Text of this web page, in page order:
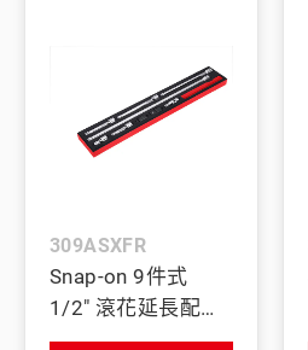
309ASXFR
Snap-on 9件式
1/2" 滾花延長配件
套組 及 PRO-FI™ 泡